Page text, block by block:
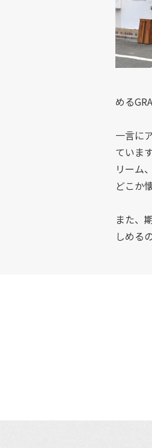
める
一言に
ていま
リーム
どこか
また、
しめる